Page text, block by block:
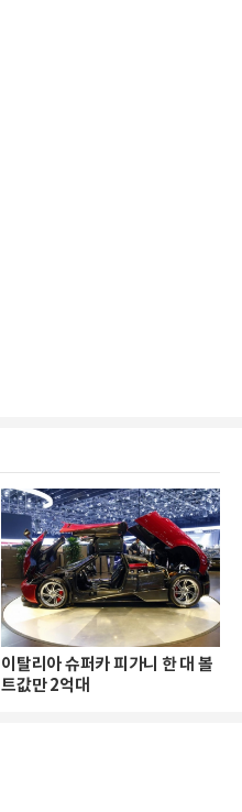
이탈리아 슈퍼카 피가니 한 대 볼
트값만 2억대